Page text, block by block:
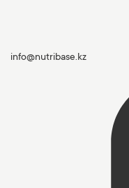
info@nutribase.kz